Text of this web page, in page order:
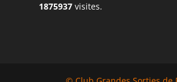
1875937visites.